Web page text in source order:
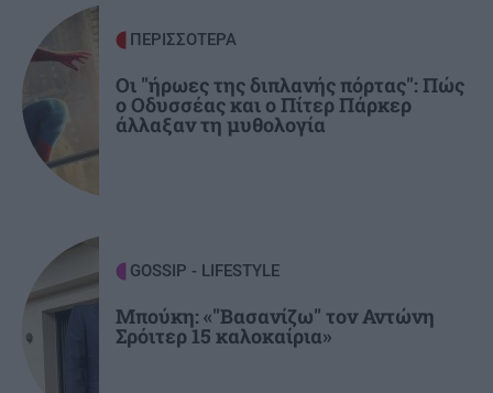
ΕΛΛΑΔΑ
Κεφαλονιά: Εμφανίστηκαν και φέτος τα
πρώτα φιδάκια της Παναγίας
Χαλκιδική: 8χρονος τραυματίστηκε χτυπώντας
το κεφάλι του σε πέτρα μετά από βουτιά
ΑΘΛΗΤΙΚΑ
Θρήνος για τον Μέσι: Πέθανε ο πατέρας του
Χόρχε
ΠΕΡΙΣΣΟΤΕΡΑ
Οι "ήρωες της διπλανής πόρτας": Πώς
ο Οδυσσέας και ο Πίτερ Πάρκερ
άλλαξαν τη μυθολογία
GOSSIP - LIFESTYLE
Μπούκη: «"Βασανίζω" τον Αντώνη
Σρόιτερ 15 καλοκαίρια»